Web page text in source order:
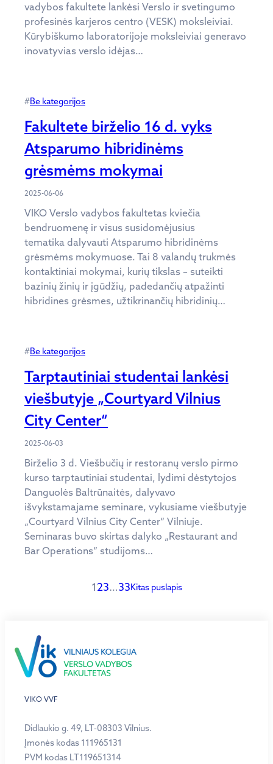
vadybos fakultete lankėsi Verslo ir svetingumo
profesinės karjeros centro (VESK) moksleiviai.
Kūrybiškumo laboratorijoje moksleiviai generavo
inovatyvias verslo idėjas…
#Be kategorijos
Fakultete birželio 16 d. vyks
Atsparumo hibridinėms
grėsmėms mokymai
2025-06-06
VIKO Verslo vadybos fakultetas kviečia
bendruomenę ir visus susidomėjusius
tematika dalyvauti Atsparumo hibridinėms
grėsmėms mokymuose. Tai 8 valandų trukmės
kontaktiniai mokymai, kurių tikslas – suteikti
bazinių žinių ir įgūdžių, padedančių atpažinti
hibridines grėsmes, užtikrinančių hibridinių…
#Be kategorijos
Tarptautiniai studentai lankėsi
viešbutyje „Courtyard Vilnius
City Center“
2025-06-03
Birželio 3 d. Viešbučių ir restoranų verslo pirmo
kurso tarptautiniai studentai, lydimi dėstytojos
Danguolės Baltrūnaitės, dalyvavo
išvykstamajame seminare, vykusiame viešbutyje
„Courtyard Vilnius City Center“ Vilniuje.
Seminaras buvo skirtas dalyko „Restaurant and
Bar Operations“ studijoms…
123…33Kitas puslapis
VIKO VVF
Didlaukio g. 49, LT-08303 Vilnius.
Įmonės kodas 111965131
PVM kodas LT119651314